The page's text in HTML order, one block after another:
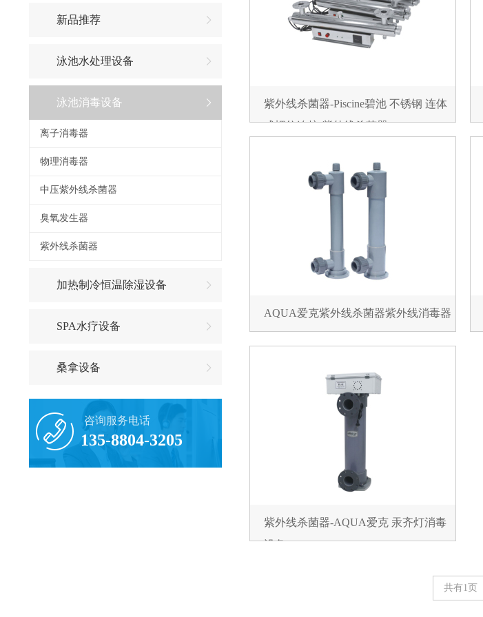
新品推荐
泳池水处理设备
泳池消毒设备
离子消毒器
物理消毒器
中压紫外线杀菌器
臭氧发生器
紫外线杀菌器
加热制冷恒温除湿设备
SPA水疗设备
桑拿设备
咨询服务电话
135-8804-3205
紫外线杀菌器-Piscine碧池 不锈钢 连体
式螺纹连接 紫外线杀菌器 UVA-180
AQUA爱克紫外线杀菌器紫外线消毒器
紫外线杀菌器-AQUA爱克 汞齐灯消毒
设备
共有1页